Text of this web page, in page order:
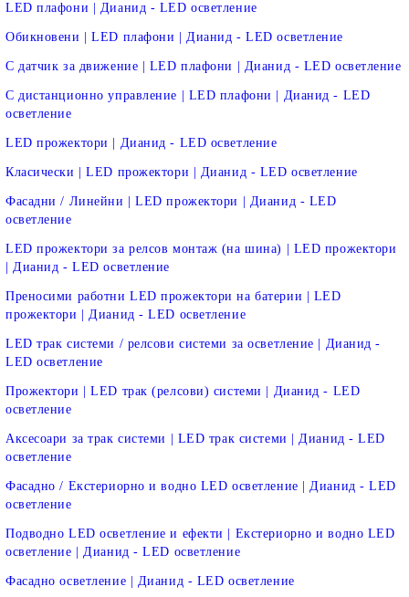
LED плафони | Дианид - LED осветление
Обикновени | LED плафони | Дианид - LED осветление
С датчик за движение | LED плафони | Дианид - LED осветление
С дистанционно управление | LED плафони | Дианид - LED
осветление
LED прожектори | Дианид - LED осветление
Класически | LED прожектори | Дианид - LED осветление
Фасадни / Линейни | LED прожектори | Дианид - LED
осветление
LED прожектори за релсов монтаж (на шина) | LED прожектори
| Дианид - LED осветление
Преносими работни LED прожектори на батерии | LED
прожектори | Дианид - LED осветление
LED трак системи / релсови системи за осветление | Дианид -
LED осветление
Прожектори | LED трак (релсови) системи | Дианид - LED
осветление
Аксесоари за трак системи | LED трак системи | Дианид - LED
осветление
Фасадно / Екстериорно и водно LED осветление | Дианид - LED
осветление
Подводно LED осветление и ефекти | Екстериорно и водно LED
осветление | Дианид - LED осветление
Фасадно осветление | Дианид - LED осветление